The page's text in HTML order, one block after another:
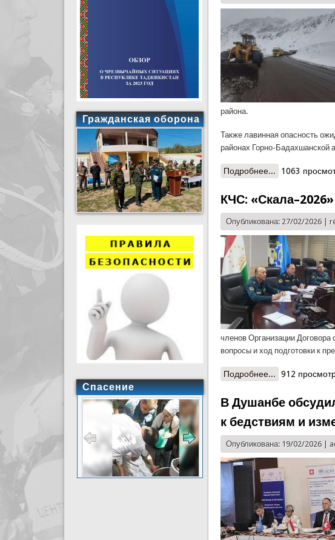
района.
Также лавинная опасность
районах Горно-Бадахшанской
Подробнее... о КЧС:
1063
КЧС: «Скала–2026»
Опубликована: 27/02/2026 |
членов Организации
вопросы и ход подготовки к
Подробнее... о КЧС:
912
В Душанбе
к бедствиям и
Опубликована: 19/02/2026 |
Гражданская оборона
Спасение